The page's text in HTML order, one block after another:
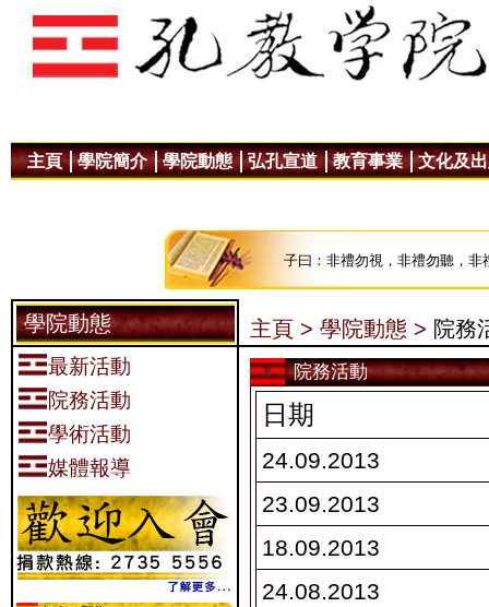
主頁 學院簡介 學院動態 弘孔宣道 教育事業 文化及
子曰：非禮勿視，非禮勿聽，非
學院動態
最新活動
院務活動
學術活動
媒體報導
主頁 > 學院動態 > 院務
院務活動
日期
24.09.2013
23.09.2013
18.09.2013
24.08.2013